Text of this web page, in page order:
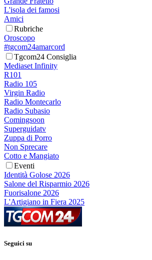
L'isola dei famosi
Amici
Rubriche
Oroscopo
#tgcom24amarcord
Tgcom24 Consiglia
Mediaset Infinity
R101
Radio 105
Virgin Radio
Radio Montecarlo
Radio Subasio
Comingsoon
Superguidatv
Zuppa di Porro
Non Sprecare
Cotto e Mangiato
Eventi
Identità Golose 2026
Salone del Risparmio 2026
Fuorisalone 2026
L'Artigiano in Fiera 2025
Seguici su